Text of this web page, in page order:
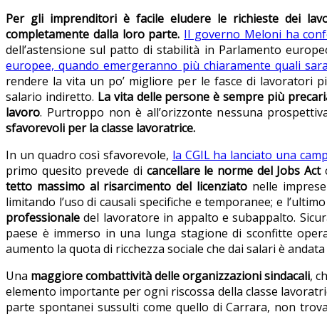
Per gli imprenditori è facile eludere le richieste dei
completamente dalla loro parte. Il governo Meloni ha
dell’astensione sul patto di stabilità in Parlamento
europee, quando emergeranno più chiaramente quali
rendere la vita un po’ migliore per le fasce di lavoratori
salario indiretto. La vita delle persone è sempre più
lavoro. Purtroppo non è all’orizzonte nessuna
sfavorevoli per la classe lavoratrice.
In un quadro così sfavorevole, la CGIL ha lanciato una
primo quesito prevede di cancellare le norme del Jobs Act
tetto massimo al risarcimento del licenziato nelle
limitando l’uso di causali specifiche e temporanee; e
professionaledel lavoratore in appalto e subappalto.
paese è immerso in una lunga stagione di sconfitte
aumento la quota di ricchezza sociale che dai salari è
Una maggiore combattività delle organizzazioni sindacali,
elemento importante per ogni riscossa della classe
parte spontanei sussulti come quello di Carrara, non